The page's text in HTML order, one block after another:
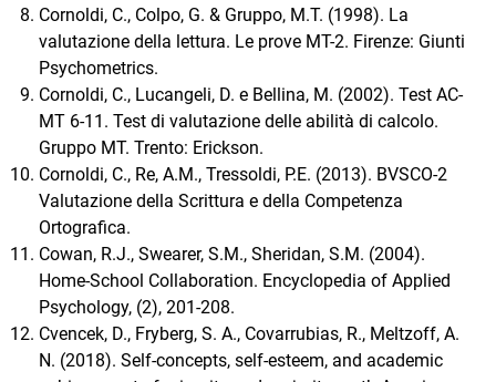
Cornoldi, C., Colpo, G. & Gruppo, M.T. (1998). La
valutazione della lettura. Le prove MT-2. Firenze: Giunti
Psychometrics.
Cornoldi, C., Lucangeli, D. e Bellina, M. (2002). Test AC-
MT 6-11. Test di valutazione delle abilità di calcolo.
Gruppo MT. Trento: Erickson.
Cornoldi, C., Re, A.M., Tressoldi, P.E. (2013). BVSCO-2
Valutazione della Scrittura e della Competenza
Ortografica.
Cowan, R.J., Swearer, S.M., Sheridan, S.M. (2004).
Home-School Collaboration. Encyclopedia of Applied
Psychology, (2), 201-208.
Cvencek, D., Fryberg, S. A., Covarrubias, R., Meltzoff, A.
N. (2018). Self-concepts, self-esteem, and academic